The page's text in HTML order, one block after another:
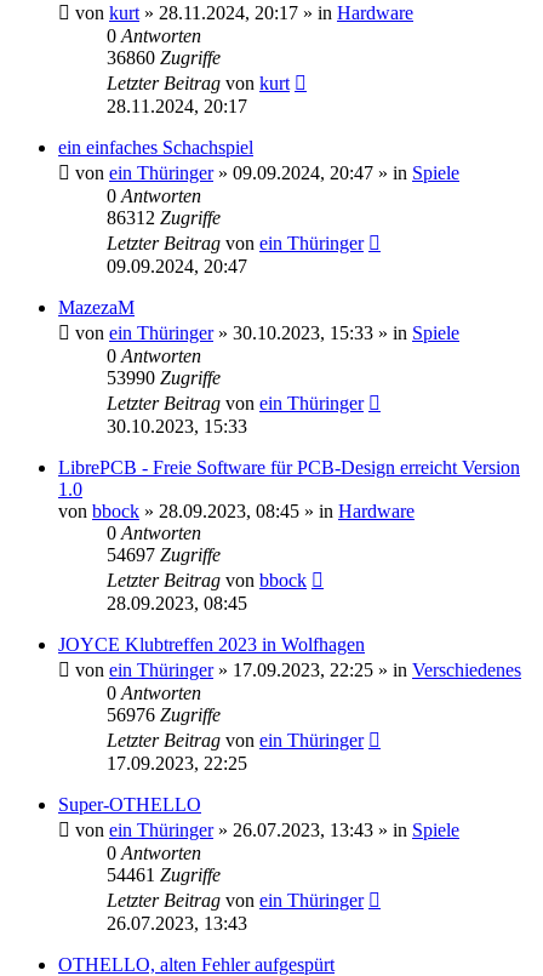
von kurt » 28.11.2024, 20:17 » in Hardware
0 Antworten
36860 Zugriffe
Letzter Beitrag von kurt
28.11.2024, 20:17
ein einfaches Schachspiel
von ein Thüringer» 09.09.2024, 20:47 » in Spiele
0 Antworten
86312 Zugriffe
Letzter Beitrag von ein Thüringer
09.09.2024, 20:47
MazezaM
von ein Thüringer» 30.10.2023, 15:33 » in Spiele
0 Antworten
53990 Zugriffe
Letzter Beitrag von ein Thüringer
30.10.2023, 15:33
LibrePCB - Freie Software für PCB-Design erreicht Version
1.0
von bbock » 28.09.2023, 08:45 » in Hardware
0 Antworten
54697 Zugriffe
Letzter Beitrag von bbock
28.09.2023, 08:45
JOYCE Klubtreffen 2023 in Wolfhagen
von ein Thüringer» 17.09.2023, 22:25 » in Verschiedenes
0 Antworten
56976 Zugriffe
Letzter Beitrag von ein Thüringer
17.09.2023, 22:25
Super-OTHELLO
von ein Thüringer» 26.07.2023, 13:43 » in Spiele
0 Antworten
54461 Zugriffe
Letzter Beitrag von ein Thüringer
26.07.2023, 13:43
OTHELLO, alten Fehler aufgespürt